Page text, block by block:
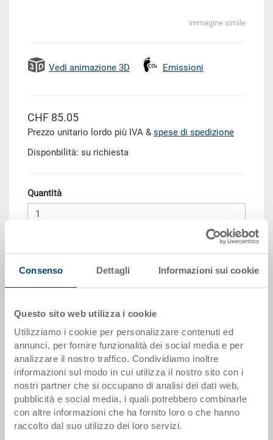
Consenso Dettagli Informazioni sui cookie
Questo sito web utilizza i cookie
Utilizziamo i cookie per personalizzare contenuti ed
annunci, per fornire funzionalità dei social media e per
analizzare il nostro traffico. Condividiamo inoltre
informazioni sul modo in cui utilizza il nostro sito con i
nostri partner che si occupano di analisi dei dati web,
pubblicità e social media, i quali potrebbero combinarle
con altre informazioni che ha fornito loro o che hanno
raccolto dal suo utilizzo dei loro servizi.
immagine simile
Vedi animazione 3D Emissioni
CHF 85.05
Prezzo unitario lordo più IVA & spese di spedizione
Disponbilità: su richiesta
Quantità
da 50 pezzi CHF 69.75
da 100 pezzi CHF 63.80
da 250 pezzi CHF 55.30
I scaglioni di quantità corrispondono alle unità di imballaggio.